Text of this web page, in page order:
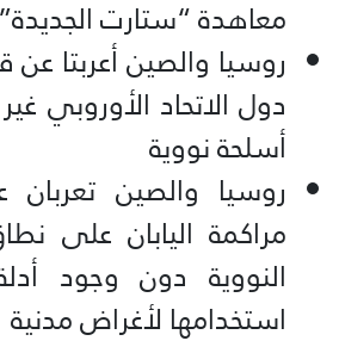
معاهدة “ستارت الجديدة”
روسيا والصين أعربتا
دول الاتحاد الأوروبي
أسلحة نووية
روسيا والصين تعربان
مراكمة اليابان على
النووية دون وجود
استخدامها لأغراض مدنية